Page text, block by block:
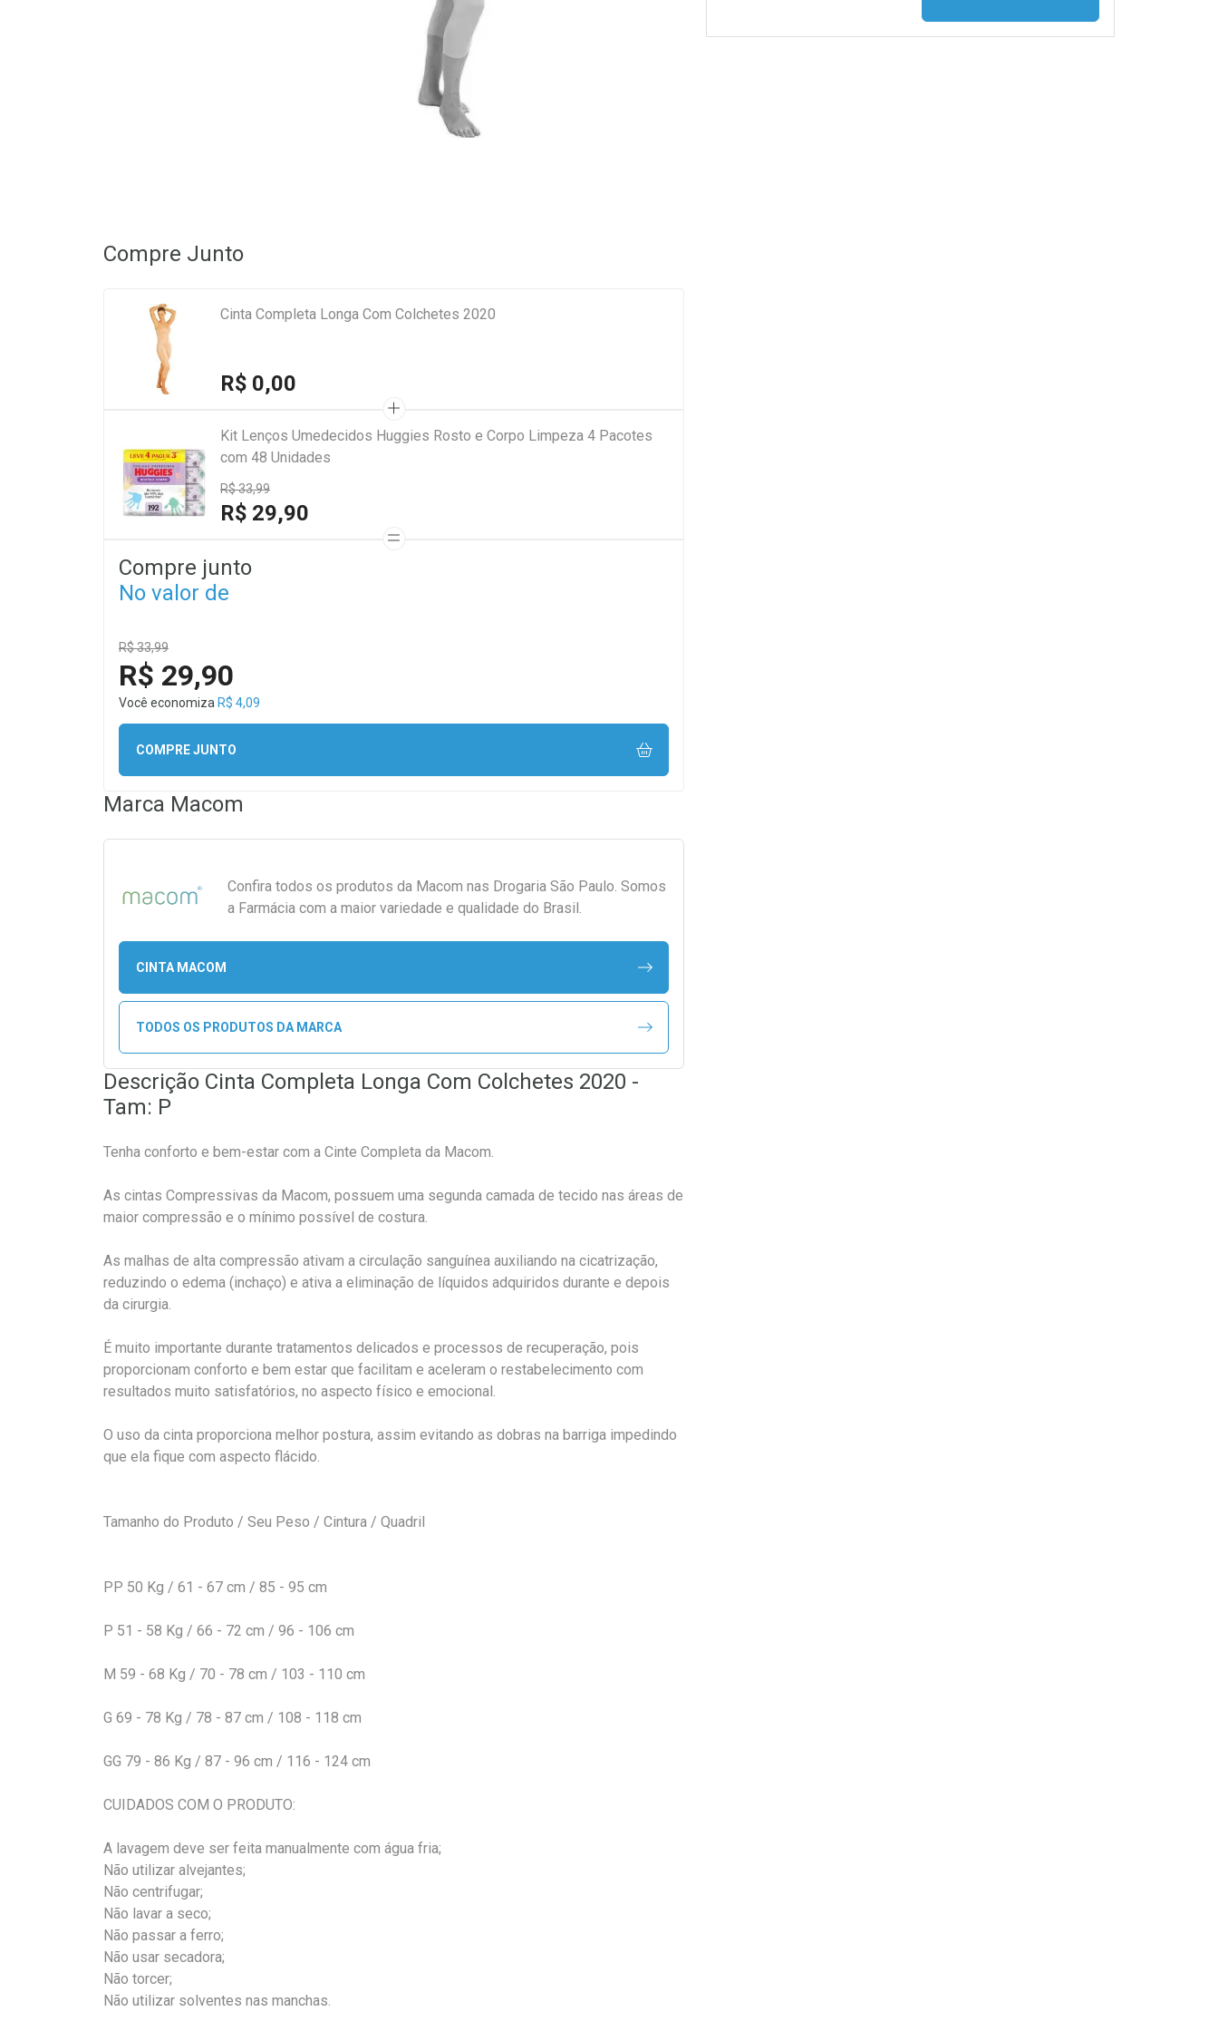
Compre Junto
Cinta Completa Longa Com Colchetes 2020
R$ 0,00
Kit Lenços Umedecidos Huggies Rosto e Corpo Limpeza 4 Pacotes
com 48 Unidades
R$ 33,99
R$ 29,90
Compre junto
No valor de
R$ 33,99
R$ 29,90
Você economiza R$ 4,09
COMPRE JUNTO
Marca Macom
Confira todos os produtos da Macom nas Drogaria São Paulo. Somos
a Farmácia com a maior variedade e qualidade do Brasil.
CINTA MACOM
TODOS OS PRODUTOS DA MARCA
Descrição Cinta Completa Longa Com Colchetes 2020 -
Tam: P
Tenha conforto e bem-estar com a Cinte Completa da Macom.
As cintas Compressivas da Macom, possuem uma segunda camada de tecido nas áreas de
maior compressão e o mínimo possível de costura.
As malhas de alta compressão ativam a circulação sanguínea auxiliando na cicatrização,
reduzindo o edema (inchaço) e ativa a eliminação de líquidos adquiridos durante e depois
da cirurgia.
É muito importante durante tratamentos delicados e processos de recuperação, pois
proporcionam conforto e bem estar que facilitam e aceleram o restabelecimento com
resultados muito satisfatórios, no aspecto físico e emocional.
O uso da cinta proporciona melhor postura, assim evitando as dobras na barriga impedindo
que ela fique com aspecto flácido.
Tamanho do Produto / Seu Peso / Cintura / Quadril
PP 50 Kg / 61 - 67 cm / 85 - 95 cm
P 51 - 58 Kg / 66 - 72 cm / 96 - 106 cm
M 59 - 68 Kg / 70 - 78 cm / 103 - 110 cm
G 69 - 78 Kg / 78 - 87 cm / 108 - 118 cm
GG 79 - 86 Kg / 87 - 96 cm / 116 - 124 cm
CUIDADOS COM O PRODUTO:
A lavagem deve ser feita manualmente com água fria;
Não utilizar alvejantes;
Não centrifugar;
Não lavar a seco;
Não passar a ferro;
Não usar secadora;
Não torcer;
Não utilizar solventes nas manchas.